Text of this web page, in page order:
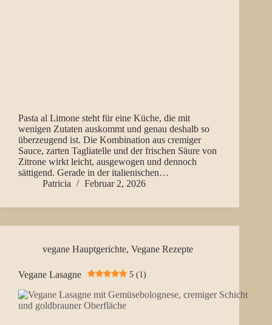
Pasta al Limone steht für eine Küche, die mit
wenigen Zutaten auskommt und genau deshalb so
überzeugend ist. Die Kombination aus cremiger
Sauce, zarten Tagliatelle und der frischen Säure von
Zitrone wirkt leicht, ausgewogen und dennoch
sättigend. Gerade in der italienischen…
Patricia
Februar 2, 2026
vegane Hauptgerichte, Vegane Rezepte
Vegane Lasagne 5 (1)